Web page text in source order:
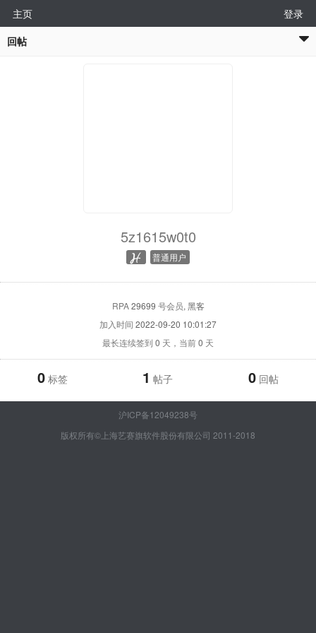
主页
登录
回帖
5z1615w0t0
普通用户
RPA29699 号会员, 黑客
加入时间 2022-09-20 10:01:27
最长连续签到 0 天，当前0 天
0 标签 1 帖子 0 回帖
沪ICP备12049238号
版权所有©上海艺赛旗软件股份有限公司 2011-2018